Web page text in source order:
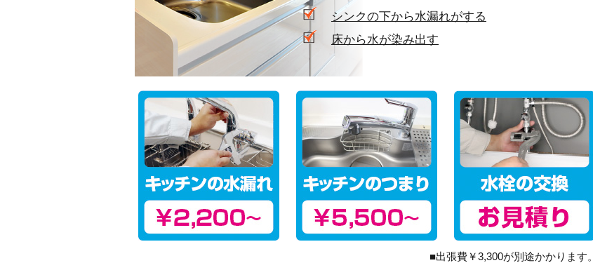
シンクの下から水漏れがする
床から水が染み出す
■出張費￥3,300が別途かかります。